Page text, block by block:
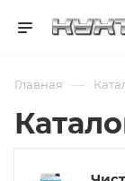
Главная —